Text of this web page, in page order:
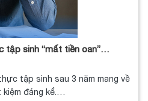
tập sinh “mất tiền oan”…
tập sinh sau 3 năm mang về
kiệm đáng kể.…